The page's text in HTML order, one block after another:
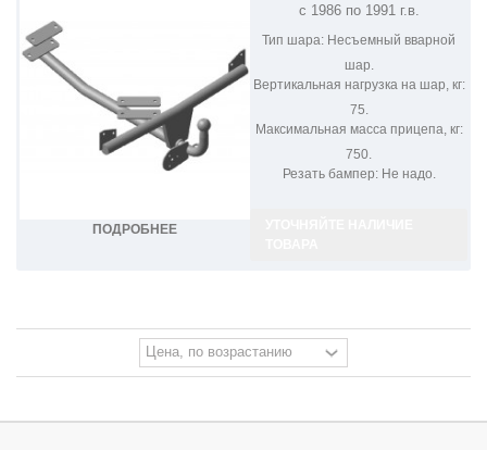
ПОДРОБНЕЕ
с 1986 по 1991 г.в.
Тип шара: Несъемный вварной
шар.
Вертикальная нагрузка на шар, кг:
75.
Максимальная масса прицепа, кг:
750.
Резать бампер:Не надо.